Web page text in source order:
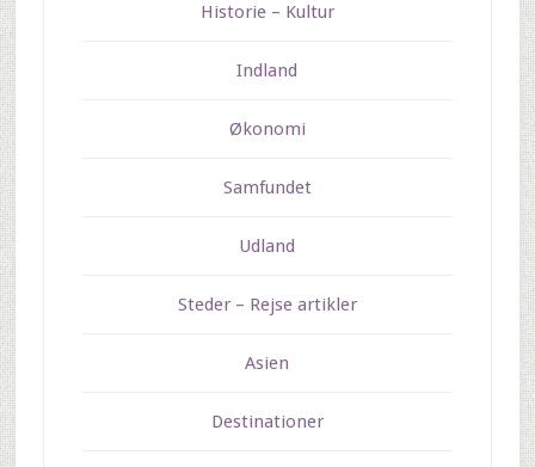
Historie – Kultur
Indland
Økonomi
Samfundet
Udland
Steder – Rejse artikler
Asien
Destinationer